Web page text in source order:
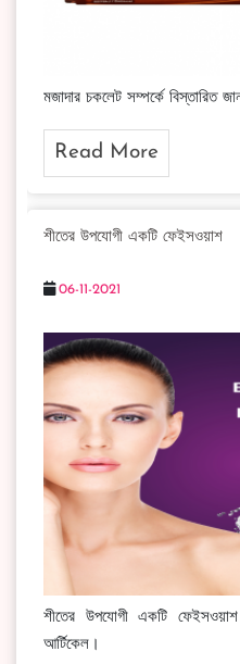
মজাদার চকলেট সম্পর্কে বিস্তারিত
Read More
শীতের উপযোগী একটি ফেইসওয়াশ
06-11-2021
শীতের উপযোগী একটি
আর্টিকেল।